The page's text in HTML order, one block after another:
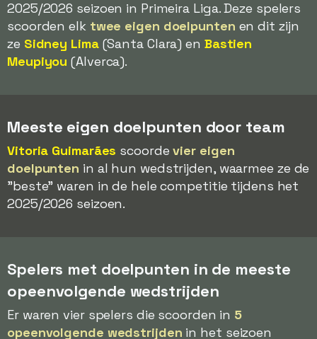
2025/2026 seizoen in Primeira Liga. Deze spelers
scoorden elk twee eigen doelpunten en dit zijn
ze Sidney Lima(Santa Clara) en Bastien
Meupiyou (Alverca).
Meeste eigen doelpunten door team
Vitoria Guimarães scoordevier eigen
doelpunten in al hun wedstrijden, waarmee ze de
"beste" waren in de hele competitie tijdens het
2025/2026 seizoen.
Spelers met doelpunten in de meeste
opeenvolgende wedstrijden
Er waren vier spelers die scoorden in 5
opeenvolgende wedstrijden in het seizoen